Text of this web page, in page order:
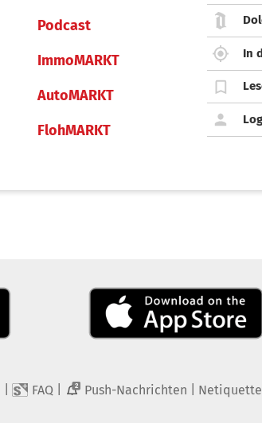
Podcast
ImmoMARKT
AutoMARKT
FlohMARKT
In
FAQ 2 Push-Nachrichten Netiquette